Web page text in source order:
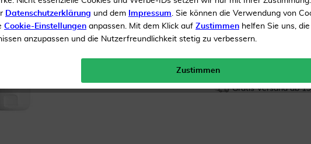
Inhalt50 ml Creme
Gratis Versand ab
Datenschutzerklärung und dem Impressum. Sie können die Verwendung von
Cookie-Einstellungen anpassen. Mit dem Klick auf Zustimmen helfen Sie uns,
anzupassen und die Nutzerfreundlichkeit stetig zu verbessern.
Zustimmen